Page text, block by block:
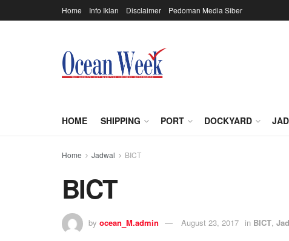
Home Info Iklan Disclaimer Pedoman Media Siber
HOME SHIPPING PORT DOCKYARD
Home Jadwal BICT
BICT
by ocean_M.admin August 23, 2017 in BICT,